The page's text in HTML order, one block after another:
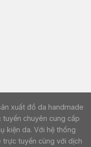
xuất đồ da handmade
tuyến chuyên cung cấp
kiện da. Với hệ thống
trực tuyến cùng với dịch